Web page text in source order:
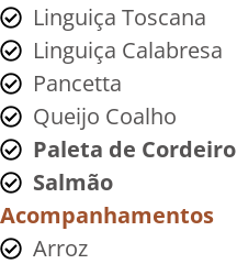
Linguiça Toscana
Linguiça Calabresa
Pancetta
Queijo Coalho
Paleta de Cordeiro
Salmão
Acompanhamentos
Arroz